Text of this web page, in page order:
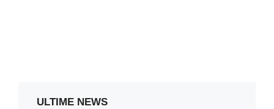
ULTIME NEWS